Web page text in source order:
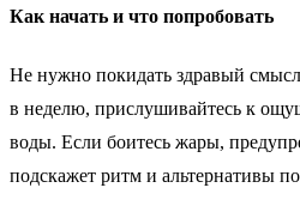
Как начать и что попробовать
Не нужно покидать здравый
в неделю, прислушивайтесь к
воды. Если боитесь жары,
подскажет ритм и альтернативы